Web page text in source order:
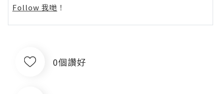
Follow 我哋 ！
0個讚好